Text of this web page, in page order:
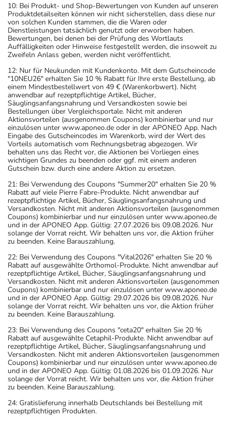
10: Bei Produkt- und Shop-Bewertungen von Kunden auf unseren
Produktdetailseiten können wir nicht sicherstellen, dass diese nur
von solchen Kunden stammen, die die Waren oder
Dienstleistungen tatsächlich genutzt oder erworben haben.
Bewertungen, bei denen bei der Prüfung des Wortlauts
Auffälligkeiten oder Hinweise festgestellt werden, die insoweit zu
Zweifeln Anlass geben, werden nicht veröffentlicht.
12: Nur für Neukunden mit Kundenkonto. Mit dem Gutscheincode
"10NEU26" erhalten Sie 10 % Rabatt für Ihre erste Bestellung, ab
einem Mindestbestellwert von 49 € (Warenkorbwert). Nicht
anwendbar auf rezeptpflichtige Artikel, Bücher,
Säuglingsanfangsnahrung und Versandkosten sowie bei
Bestellungen über Vergleichsportale. Nicht mit anderen
Aktionsvorteilen (ausgenommen Coupons) kombinierbar und nur
einzulösen unter www.aponeo.de oder in der APONEO App. Nach
Eingabe des Gutscheincodes im Warenkorb, wird der Wert des
Vorteils automatisch vom Rechnungsbetrag abgezogen. Wir
behalten uns das Recht vor, die Aktionen bei Vorliegen eines
wichtigen Grundes zu beenden oder ggf. mit einem anderen
Gutschein bzw. durch eine andere Aktion zu ersetzen.
21: Bei Verwendung des Coupons "Summer20" erhalten Sie 20 %
Rabatt auf viele Pierre Fabre-Produkte. Nicht anwendbar auf
rezeptpflichtige Artikel, Bücher, Säuglingsanfangsnahrung und
Versandkosten. Nicht mit anderen Aktionsvorteilen (ausgenommen
Coupons) kombinierbar und nur einzulösen unter www.aponeo.de
und in der APONEO App. Gültig: 27.07.2026 bis 09.08.2026. Nur
solange der Vorrat reicht. Wir behalten uns vor, die Aktion früher
zu beenden. Keine Barauszahlung.
22: Bei Verwendung des Coupons "Vital2026" erhalten Sie 20 %
Rabatt auf ausgewählte Orthomol-Produkte. Nicht anwendbar auf
rezeptpflichtige Artikel, Bücher, Säuglingsanfangsnahrung und
Versandkosten. Nicht mit anderen Aktionsvorteilen (ausgenommen
Coupons) kombinierbar und nur einzulösen unter www.aponeo.de
und in der APONEO App. Gültig: 29.07.2026 bis 09.08.2026. Nur
solange der Vorrat reicht. Wir behalten uns vor, die Aktion früher
zu beenden. Keine Barauszahlung.
23: Bei Verwendung des Coupons "ceta20" erhalten Sie 20 %
Rabatt auf ausgewählte Cetaphil-Produkte. Nicht anwendbar auf
rezeptpflichtige Artikel, Bücher, Säuglingsanfangsnahrung und
Versandkosten. Nicht mit anderen Aktionsvorteilen (ausgenommen
Coupons) kombinierbar und nur einzulösen unter www.aponeo.de
und in der APONEO App. Gültig: 01.08.2026 bis 01.09.2026. Nur
solange der Vorrat reicht. Wir behalten uns vor, die Aktion früher
zu beenden. Keine Barauszahlung.
24: Gratislieferung innerhalb Deutschlands bei Bestellung mit
rezeptpflichtigen Produkten.